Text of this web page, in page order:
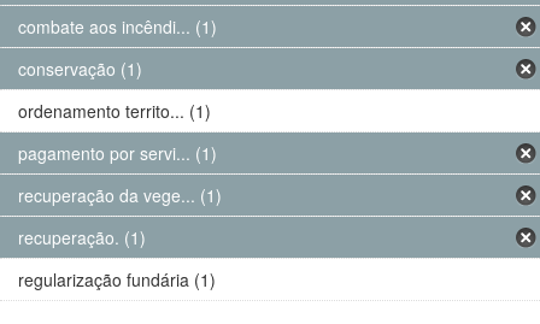
combate aos incêndi... (1)
conservação (1)
ordenamento territo... (1)
pagamento por servi... (1)
recuperação da vege... (1)
recuperação. (1)
regularização fundária (1)